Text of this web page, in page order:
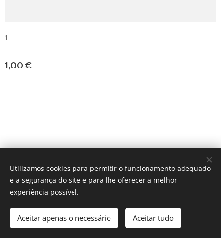
1
1,00 €
Adicionar ao carrinho
fabrico x medida
Cookies
Utilizamos cookies para permitir o funcionamento adequado
e a segurança do site e para lhe oferecer a melhor
experiência possível.
Aceitar apenas o necessário Aceitar tudo